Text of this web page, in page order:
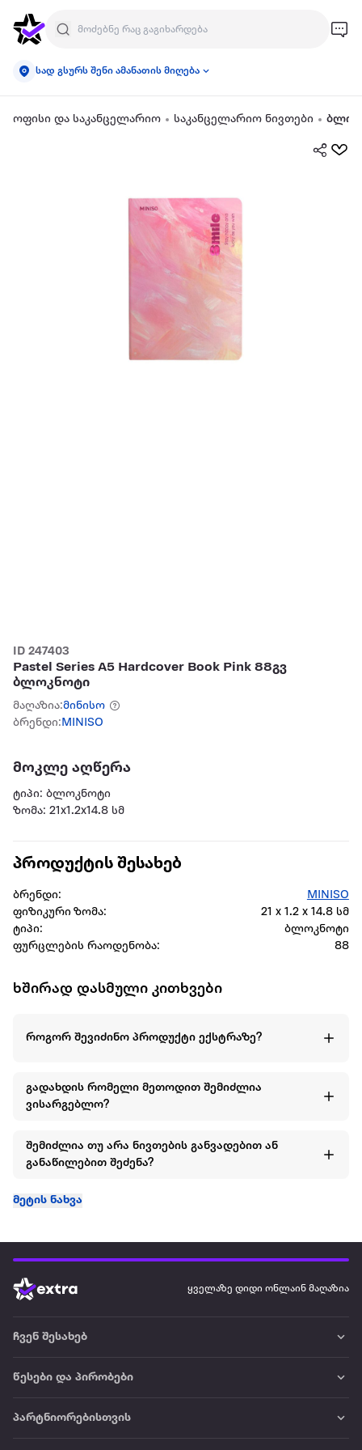
სად გსურს შენი ამანათის მიღება
ოფისი და საკანცელარიო საკანცელარიო ნივთები
ID 247403
Pastel Series A5 Hardcover Book Pink 88გვ
ბლოკნოტი
მაღაზია:მინისო
ბრენდი: MINISO
მოკლე აღწერა
ტიპი: ბლოკნოტი
ზომა: 21x1.2x14.8 სმ
პროდუქტის შესახებ
ბრენდი:
MINISO
ფიზიკური ზომა:
21 x 1.2 x 14.8 სმ
ტიპი:
ბლოკნოტი
ფურცლების რაოდენობა:
88
ხშირად დასმული კითხვები
როგორ შევიძინო პროდუქტი ექსტრაზე?
გადახდის რომელი მეთოდით შემიძლია
ვისარგებლო?
შემიძლია თუ არა ნივთების განვადებით ან
განაწილებით შეძენა?
მეტის ნახვა
ყველაზე დიდი ონლაინ მაღაზია
ჩვენ შესახებ
წესები და პირობები
პარტნიორებისთვის